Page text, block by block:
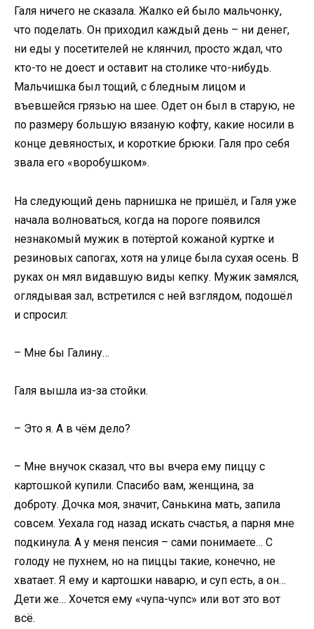
Галя ничего не сказала. Жалко ей было мальчонку,
что поделать. Он приходил каждый день – ни денег,
ни еды у посетителей не клянчил, просто ждал, что
кто-то не доест и оставит на столике что-нибудь.
Мальчишка был тощий, с бледным лицом и
въевшейся грязью на шее. Одет он был в старую, не
по размеру большую вязаную кофту, какие носили в
конце девяностых, и короткие брюки. Галя про себя
звала его «воробушком».
На следующий день парнишка не пришёл, и Галя уже
начала волноваться, когда на пороге появился
незнакомый мужик в потёртой кожаной куртке и
резиновых сапогах, хотя на улице была сухая осень. В
руках он мял видавшую виды кепку. Мужик замялся,
оглядывая зал, встретился с ней взглядом, подошёл
и спросил:
– Мне бы Галину…
Галя вышла из-за стойки.
– Это я. А в чём дело?
– Мне внучок сказал, что вы вчера ему пиццу с
картошкой купили. Спасибо вам, женщина, за
доброту. Дочка моя, значит, Санькина мать, запила
совсем. Уехала год назад искать счастья, а парня мне
подкинула. А у меня пенсия – сами понимаете… С
голоду не пухнем, но на пиццы такие, конечно, не
хватает. Я ему и картошки наварю, и суп есть, а он…
Дети же… Хочется ему «чупа-чупс» или вот это вот
всё.